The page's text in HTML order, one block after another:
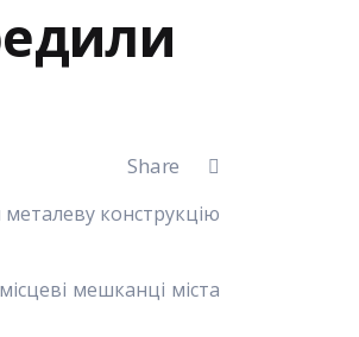
Share
металеву конструкцію
мешканці міста